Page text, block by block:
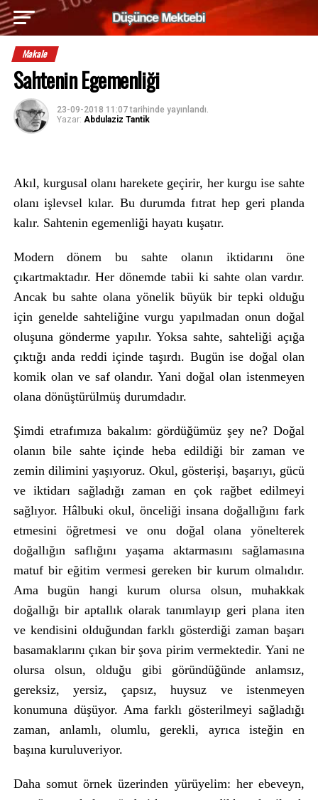
Makale
Sahtenin Egemenliği
23-09-2018 11:07tarihinde yayınlandı.
Yazar: Abdulaziz Tantik
Akıl, kurgusal olanı harekete geçirir, her kurgu ise sahte
olanı işlevsel kılar. Bu durumda fıtrat hep geri planda
kalır. Sahtenin egemenliği hayatı kuşatır.
Modern dönem bu sahte olanın iktidarını öne
çıkartmaktadır. Her dönemde tabii ki sahte olan vardır.
Ancak bu sahte olana yönelik büyük bir tepki olduğu
için genelde sahteliğine vurgu yapılmadan onun doğal
oluşuna gönderme yapılır. Yoksa sahte, sahteliği açığa
çıktığı anda reddi içinde taşırdı. Bugün ise doğal olan
komik olan ve saf olandır. Yani doğal olan istenmeyen
olana dönüştürülmüş durumdadır.
Şimdi etrafımıza bakalım: gördüğümüz şey ne? Doğal
olanın bile sahte içinde heba edildiği bir zaman ve
zemin dilimini yaşıyoruz. Okul, gösterişi, başarıyı, gücü
ve iktidarı sağladığı zaman en çok rağbet edilmeyi
sağlıyor. Hâlbuki okul, önceliği insana doğallığını fark
etmesini öğretmesi ve onu doğal olana yönelterek
doğallığın saflığını yaşama aktarmasını sağlamasına
matuf bir eğitim vermesi gereken bir kurum olmalıdır.
Ama bugün hangi kurum olursa olsun, muhakkak
doğallığı bir aptallık olarak tanımlayıp geri plana iten
ve kendisini olduğundan farklı gösterdiği zaman başarı
basamaklarını çıkan bir şova pirim vermektedir. Yani ne
olursa olsun, olduğu gibi göründüğünde anlamsız,
gereksiz, yersiz, çapsız, huysuz ve istenmeyen
konumuna düşüyor. Ama farklı gösterilmeyi sağladığı
zaman, anlamlı, olumlu, gerekli, ayrıca isteğin en
başına kuruluveriyor.
Daha somut örnek üzerinden yürüyelim: her ebeveyn,